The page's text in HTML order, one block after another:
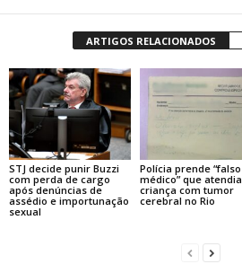
ARTIGOS RELACIONADOS
STJ decide punir Buzzi
com perda de cargo
após denúncias de
assédio e importunação
sexual
Polícia prende “falso
médico” que atendia
criança com tumor
cerebral no Rio